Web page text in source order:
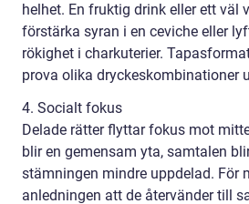
helhet. En fruktig drink eller ett väl
förstärka syran i en ceviche eller
rökighet i charkuterier.
prova olika dryckeskombinationer
4. Socialt fokus
Delade rätter flyttar fokus mot
blir en gemensam yta, samtalen
stämningen mindre uppdelad. För
anledningen att de återvänder till